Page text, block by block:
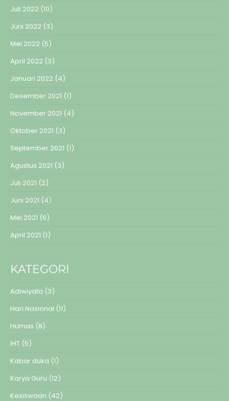
Juli 2022 (10)
Juni 2022 (3)
Mei 2022 (5)
April 2022 (3)
Januari 2022 (4)
Desember 2021 (1)
November 2021 (4)
Oktober 2021 (3)
September 2021 (1)
Agustus 2021 (3)
Juli 2021 (2)
Juni 2021 (4)
Mei 2021 (6)
April 2021 (1)
KATEGORI
Adiwiyata (3)
Hari Nasional (11)
Humas (8)
IHT (5)
Kabar duka (1)
Karya Guru (12)
Kesiswaan (42)